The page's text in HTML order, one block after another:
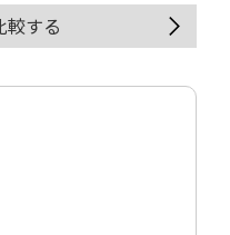
較する